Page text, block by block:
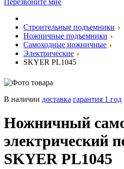
Перезвоните мне
Строительные подъемники
Ножничные подъемники
Самоходные ножничные
Электрические
SKYER PL1045
В наличии доставка гарантия 1 год
Ножничный
электрический
SKYER PL1045